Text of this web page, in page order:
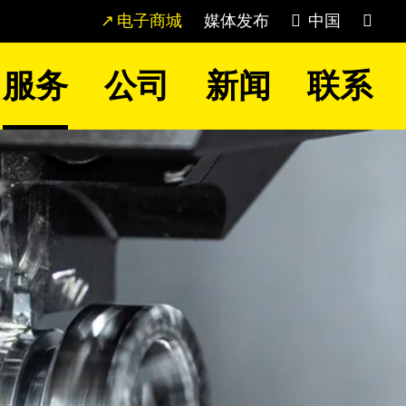
电子商城 媒体发布 中国
服务 公司 新闻 联系